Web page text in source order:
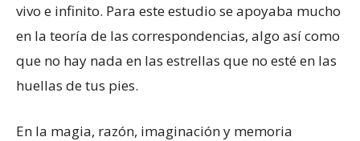
vivo e infinito. Para este estudio se apoyaba mucho
en la teoría de las correspondencias, algo así como
que no hay nada en las estrellas que no esté en las
huellas de tus pies.
En la magia, razón, imaginación y memoria